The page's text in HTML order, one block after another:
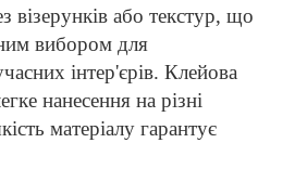
візерунків або текстур, що
вибором для
інтер'єрів. Клейова
нанесення на різні
матеріалу гарантує